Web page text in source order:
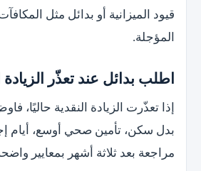
قيود الميزانية أو بدائل مثل
المؤجلة.
اطلب بدائل عند تعذّر الزيادة
إذا تعذّرت الزيادة النقدية حاليًا،
بدل سكن، تأمين صحي أوسع، أيام
مراجعة بعد ثلاثة أشهر بمعايير